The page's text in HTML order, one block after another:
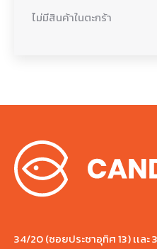
ไม่มีสินค้าในตะกร้า
34/20 (ซอยประชาอุทิศ 13) เเล